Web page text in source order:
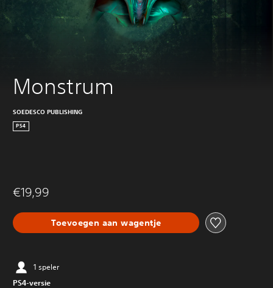
Monstrum
SOEDESCO PUBLISHING
PS4
€19,99
Toevoegen aan wagentje
1 speler
PS4-versie